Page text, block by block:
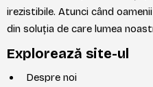
irezistibile. Atunci când
din soluția de care lumea
Explorează site-ul
Despre noi